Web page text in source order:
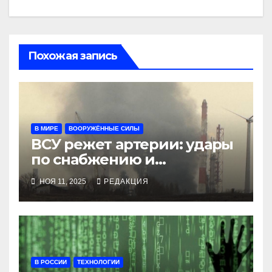
Похожая запись
В МИРЕ ВООРУЖЁННЫЕ СИЛЫ
ВСУ режет артерии: удары
по снабжению и
инфраструктуре
НОЯ 11, 2025 РЕДАКЦИЯ
В РОССИИ ТЕХНОЛОГИИ